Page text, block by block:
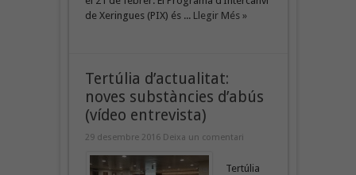
de Xeringues (PIX) és ... Llegir Més »
Tertúlia d’actualitat:
noves substàncies d’abús
(vídeo entrevista)
29 desembre 2016 Deixa un comentari
Tertúlia